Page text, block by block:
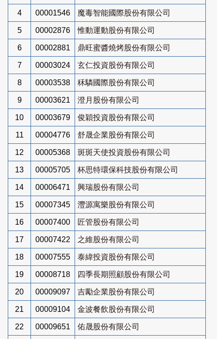
4 00001546 魔毒智能國際股份有限公司
5 00002876 惟動運動股份有限公司
6 00002881 鼎旺蜜醬燒烤股份有限公司
7 00003024 玄仁投資股份有限公司
8 00003538 秝驎國際股份有限公司
9 00003621 澄月股份有限公司
10 00003679 俊穎投資股份有限公司
11 00004776 舒晟企業股份有限公司
12 00005368 斑斑天使投資股份有限公司
13 00005705 杯思特環保科技股份有限公司
14 00006471 興瑞股份有限公司
15 00007345 灃源寓樂股份有限公司
16 00007400 匠管股份有限公司
17 00007422 之維股份有限公司
18 00007555 泰緯投資股份有限公司
19 00008718 四季長期照顧股份有限公司
20 00009097 吉勵企業股份有限公司
21 00009104 金波餐飲股份有限公司
22 00009651 佑晟股份有限公司